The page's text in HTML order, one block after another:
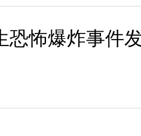
恐怖爆炸事件